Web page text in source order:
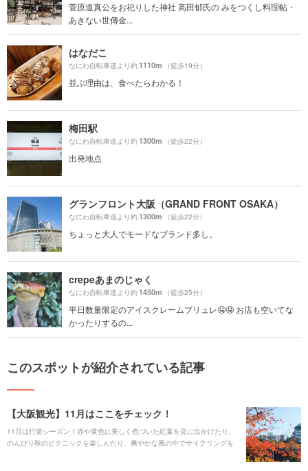
菅原道真公をお祀りした神社 高田郁氏の みをつくし料理帖・
あきない世傳金...
はなだこ
なにわ自転車道より約1110m （徒歩19分）
並ぶ理由は、食べたらわかる！
梅田駅
なにわ自転車道より約1300m （徒歩22分）
出発地点
グランフロント大阪（GRAND FRONT OSAKA）
なにわ自転車道より約1300m （徒歩22分）
ちょっと大人でモードなブランド多し。
crepeあまのじゃく
なにわ自転車道より約1450m （徒歩25分）
平日数量限定のアイスクレームブリュレ🤤🤤 お店も空いてな
かったりするの...
このスポットが紹介されている記事
【大阪観光】11月はここをチェック！
11月は行楽シーズン！赤や黄色に美しく色づいた紅葉を見に出かけたり、
のんびり秋のピクニックを楽しんだり、爽やかな風の中でサイクリングを